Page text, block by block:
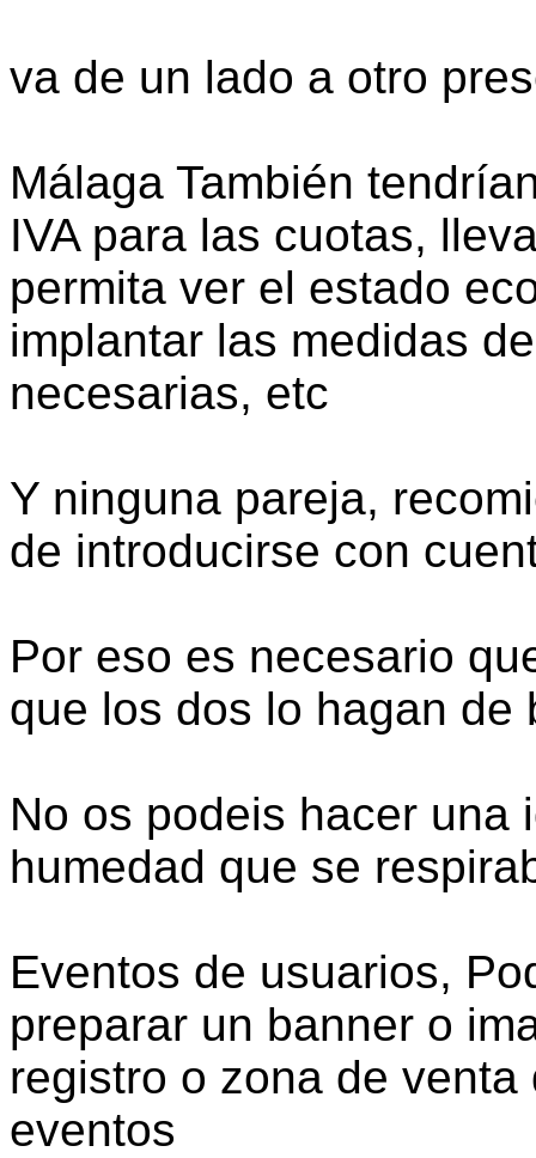
va de un lado a otro
Málaga También
IVA para las cuotas,
permita ver el estado
implantar las medidas
necesarias, etc
Y ninguna pareja,
de introducirse con
Por eso es necesario
que los dos lo hagan de
No os podeis hacer una
humedad que se
Eventos de usuarios,
preparar un banner o
registro o zona de
eventos